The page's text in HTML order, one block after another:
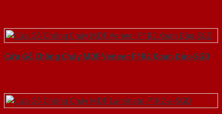
Cửa Gỗ Chống Cháy MDF Veneer P1R2 Xoan Đào-SGD